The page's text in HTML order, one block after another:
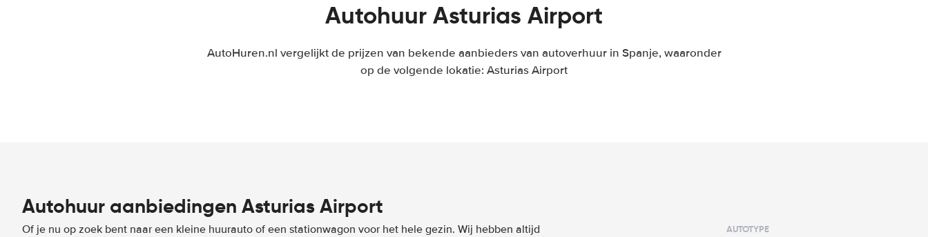
Autohuur Asturias Airport
AutoHuren.nl vergelijkt de prijzen van bekende aanbieders van autoverhuur in Spanje, waaronder
op de volgende lokatie: Asturias Airport
Autohuur aanbiedingen Asturias Airport
Of je nu op zoek bent naar een kleine huurauto of een stationwagon voor het hele gezin. Wij hebben altijd
AUTOTYPE